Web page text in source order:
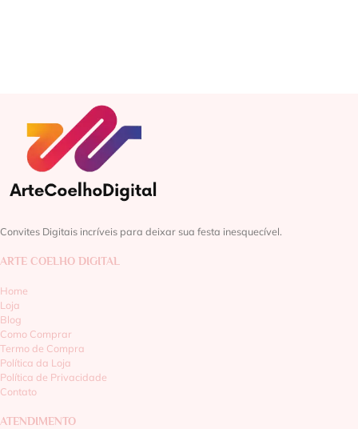
Convites Digitais incríveis para deixar sua festa inesquecível.
ARTE COELHO DIGITAL
Home
Loja
Blog
Como Comprar
Termo de Compra
Política da Loja
Política de Privacidade
Contato
ATENDIMENTO